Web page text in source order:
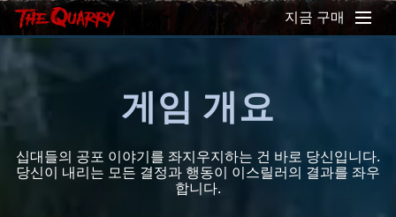
지금 구매
게임 개요
십대들의 공포 이야기를 좌지우지하는 건 바로 당신입니다.
당신이 내리는 모든 결정과 행동이 이스릴러의 결과를 좌우
합니다.